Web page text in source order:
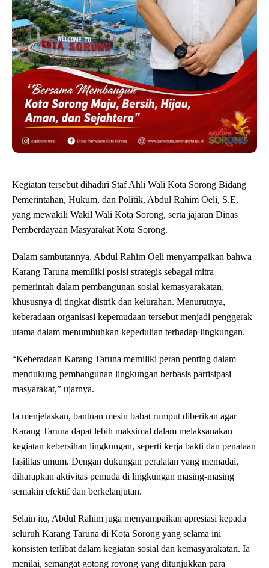
Kegiatan tersebut dihadiri Staf Ahli Wali Kota Sorong Bidang
Pemerintahan, Hukum, dan Politik, Abdul Rahim Oeli, S.E,
yang mewakili Wakil Wali Kota Sorong, serta jajaran Dinas
Pemberdayaan Masyarakat Kota Sorong.
Dalam sambutannya, Abdul Rahim Oeli menyampaikan bahwa
Karang Taruna memiliki posisi strategis sebagai mitra
pemerintah dalam pembangunan sosial kemasyarakatan,
khususnya di tingkat distrik dan kelurahan. Menurutnya,
keberadaan organisasi kepemudaan tersebut menjadi penggerak
utama dalam menumbuhkan kepedulian terhadap lingkungan.
“Keberadaan Karang Taruna memiliki peran penting dalam
mendukung pembangunan lingkungan berbasis partisipasi
masyarakat,” ujarnya.
Ia menjelaskan, bantuan mesin babat rumput diberikan agar
Karang Taruna dapat lebih maksimal dalam melaksanakan
kegiatan kebersihan lingkungan, seperti kerja bakti dan penataan
fasilitas umum. Dengan dukungan peralatan yang memadai,
diharapkan aktivitas pemuda di lingkungan masing-masing
semakin efektif dan berkelanjutan.
Selain itu, Abdul Rahim juga menyampaikan apresiasi kepada
seluruh Karang Taruna di Kota Sorong yang selama ini
konsisten terlibat dalam kegiatan sosial dan kemasyarakatan. Ia
menilai, semangat gotong royong yang ditunjukkan para